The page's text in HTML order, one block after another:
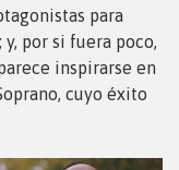
para
por si fuera poco,
inspirarse en
cuyo éxito